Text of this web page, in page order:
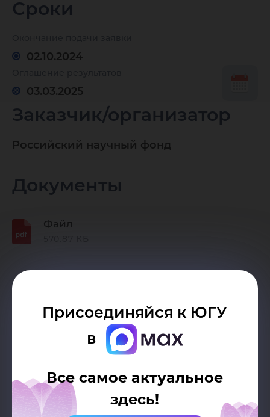
малыми
Присоединяйся к ЮГУ
в
Все самое актуальное
здесь!
Сроки
02.10.2024
03.03.2025
Заказчик/организатор
Российский научный фонд
Документы
Файл
Возврат к списку
Архив конкурсов